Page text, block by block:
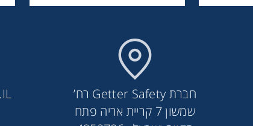
חברת Getter Safety רח’
שמשון 7 קריית אריה פתח